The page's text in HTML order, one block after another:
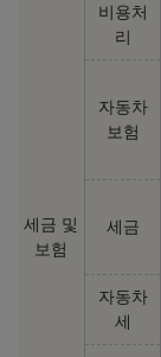
세금 및
보험
비용처
리
자동차
보험
세금
자동차
세